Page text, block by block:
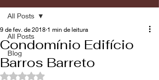
All Posts
Blog
All Posts
Condomínio Edifício
Barros Barreto
9 de fev. de 2018 1 min de leitura
Avaliado com NaN de 5 estrelas.